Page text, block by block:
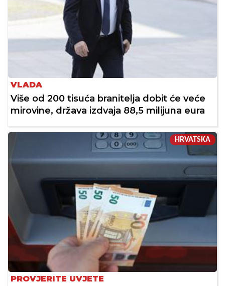
VLADA
Više od 200 tisuća branitelja dobit će veće
mirovine, država izdvaja 88,5 milijuna eura
HRVATSKA
PROVJERITE UVJETE